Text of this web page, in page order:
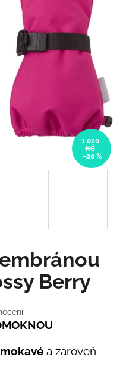
Berry
a zároveň
1 020
KČ
–20 %